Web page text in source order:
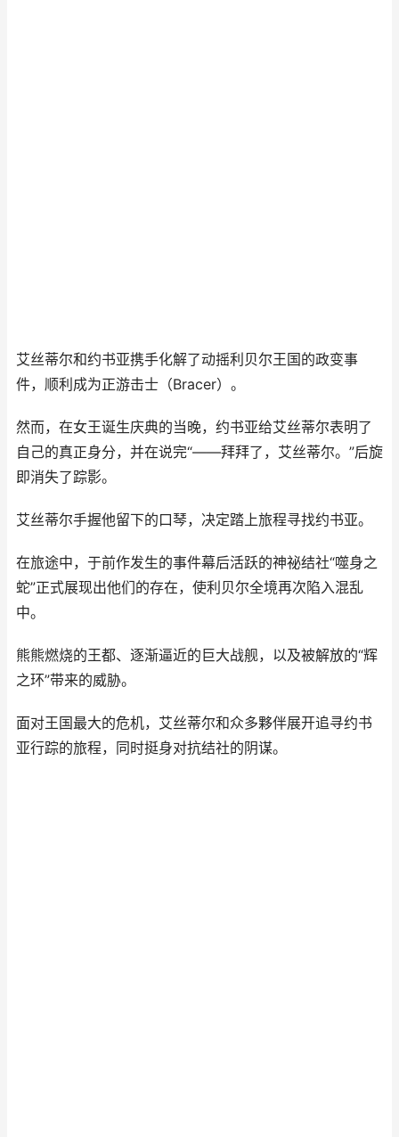
艾丝蒂尔和约书亚携手化解了动摇利贝尔王国的政变事
件，顺利成为正游击士（Bracer）。
然而，在女王诞生庆典的当晚，约书亚给艾丝蒂尔表明了
自己的真正身分，并在说完“——拜拜了，艾丝蒂尔。”后旋
即消失了踪影。
艾丝蒂尔手握他留下的口琴，决定踏上旅程寻找约书亚。
在旅途中，于前作发生的事件幕后活跃的神祕结社“噬身之
蛇”正式展现出他们的存在，使利贝尔全境再次陷入混乱
中。
熊熊燃烧的王都、逐渐逼近的巨大战舰，以及被解放的“辉
之环”带来的威胁。
面对王国最大的危机，艾丝蒂尔和众多夥伴展开追寻约书
亚行踪的旅程，同时挺身对抗结社的阴谋。